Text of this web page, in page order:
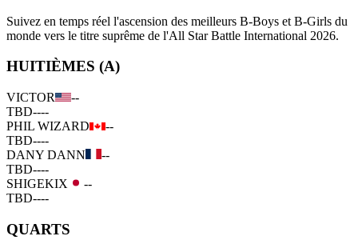
Suivez en temps réel l'ascension des meilleurs B-Boys et B-Girls du
monde vers le titre suprême de l'All Star Battle International 2026.
HUITIÈMES (A)
VICTOR
--
TBD----
PHIL WIZARD
--
TBD----
DANY DANN
--
TBD----
SHIGEKIX
--
TBD----
QUARTS